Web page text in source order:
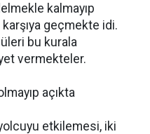
kalmayıp
geçmekte idi.
bu kurala
vermekteler.
açıkta
etkilemesi, iki